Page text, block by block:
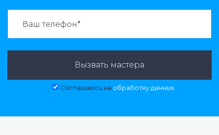
Вызвать мастера
Соглашаюсь на обработку данных